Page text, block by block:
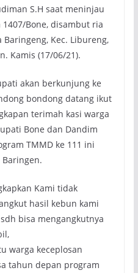
S.H saat meninjau
1407/Bone, disambut ria
Kec. Libureng,
Kamis (17/06/21).
akan berkunjung ke
bondong datang ikut
terimah kasi warga
Bone dan Dandim
TMMD ke 111 ini
Kami tidak
hasil kebun kami
bisa mengangkutnya
warga keceplosan
tahun depan program